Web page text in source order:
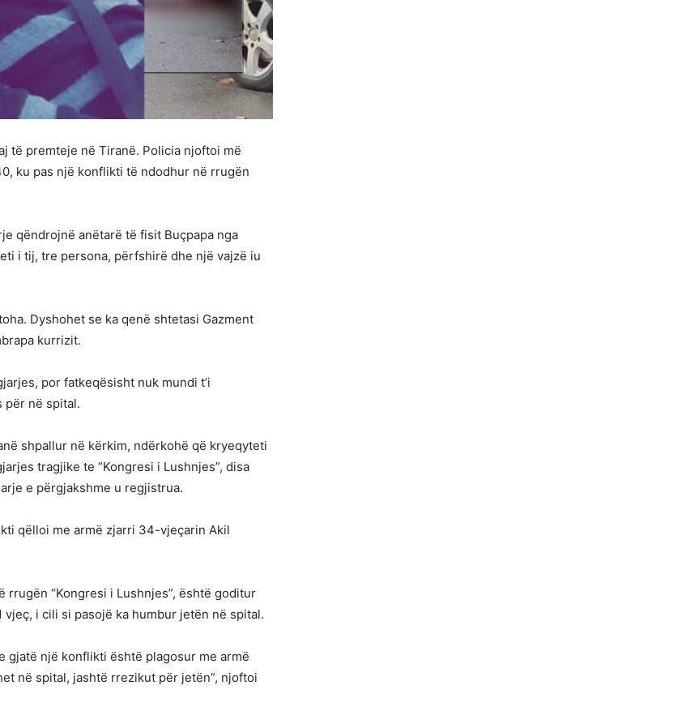
të premteje në Tiranë. Policia njoftoi më
ku pas një konflikti të ndodhur në rrugën
qëndrojnë anëtarë të fisit Buçpapa nga
i tij, tre persona, përfshirë dhe një vajzë iu
Dyshohet se ka qenë shtetasi Gazment
kurrizit.
por fatkeqësisht nuk mundi t’i
për në spital.
shpallur në kërkim, ndërkohë që kryeqyteti
tragjike te “Kongresi i Lushnjes”, disa
e përgjakshme u regjistrua.
qëlloi me armë zjarri 34-vjeçarin Akil
“Kongresi i Lushnjes”, është goditur
i cili si pasojë ka humbur jetën në spital.
gjatë një konflikti është plagosur me armë
në spital, jashtë rrezikut për jetën”, njoftoi